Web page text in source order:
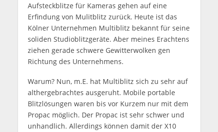
Aufsteckblitze für Kameras gehen auf eine
Erfindung von Mulitblitz zurück. Heute ist das
Kölner Unternehmen Multiblitz bekannt für seine
soliden Studioblitzgeräte. Aber meines Erachtens
ziehen gerade schwere Gewitterwolken gen
Richtung des Unternehmens.
Warum? Nun, m.E. hat Multiblitz sich zu sehr auf
althergebrachtes ausgeruht. Mobile portable
Blitzlösungen waren bis vor Kurzem nur mit dem
Propac möglich. Der Propac ist sehr schwer und
unhandlich. Allerdings können damit der X10